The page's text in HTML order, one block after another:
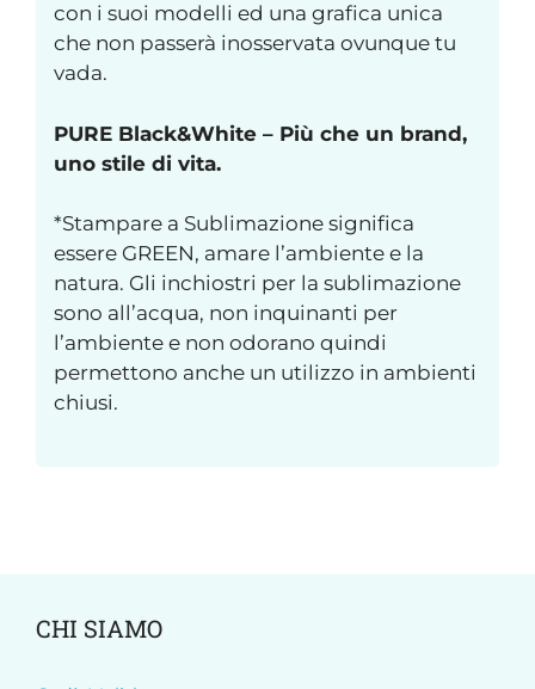
con i suoi modelli ed una grafica unica
che non passerà inosservata ovunque tu
vada.
PURE Black&White – Più che un brand,
uno stile di vita.
*Stampare a Sublimazione significa
essere GREEN, amare l’ambiente e la
natura. Gli inchiostri per la sublimazione
sono all’acqua, non inquinanti per
l’ambiente e non odorano quindi
permettono anche un utilizzo in ambienti
chiusi.
CHI SIAMO